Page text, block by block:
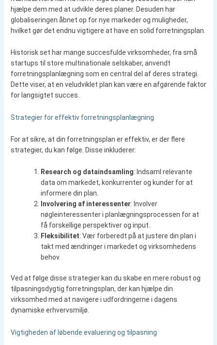
hjælpe dem med at udvikle deres planer. Desuden har
globaliseringen åbnet op for nye markeder og muligheder,
hvilket gør det endnu vigtigere at have en solid forretningsplan.
Historisk set har mange succesfulde virksomheder, fra små
startups til store multinationale selskaber, anvendt
forretningsplanlægning som en central del af deres strategi.
Dette viser, at en veludviklet plan kan være en afgørende faktor
for langsigtet succes.
Strategier for effektiv forretningsplanlægning
For at sikre, at din forretningsplan er effektiv, er der flere
strategier, du kan følge. Disse inkluderer:
Research og dataindsamling: Indsaml relevante
data om markedet, konkurrenter og kunder for at
informere din plan.
Involvering af interessenter: Involver
nøgleinteressenter i planlægningsprocessen for at
få forskellige perspektiver og input.
Fleksibilitet: Vær forberedt på at justere din plan i
takt med ændringer i markedet og virksomhedens
behov.
Ved at følge disse strategier kan du skabe en mere robust og
tilpasningsdygtig forretningsplan, der kan hjælpe din
virksomhed med at navigere i udfordringerne i dagens
dynamiske erhvervsmiljø.
Vigtigheden af løbende evaluering og tilpasning